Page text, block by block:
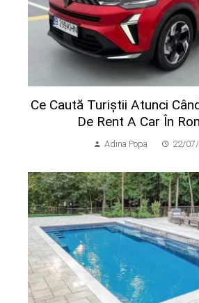
Ce Caută Turiștii Atunci
De Rent A Car În
Adina Popa 22/